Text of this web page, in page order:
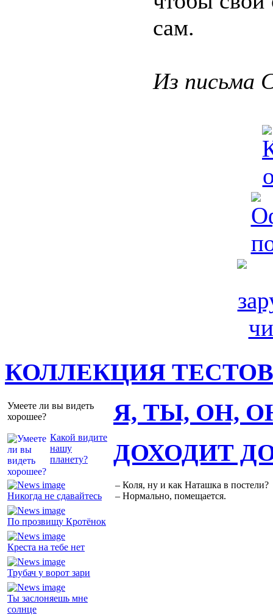
сам.
Из письма
КОЛЛЕКЦИЯ ТЕСТОВ
Умеете ли вы видеть
хорошее?
Какой видите
нашу
планету?
Я, ТЫ, ОН,
Никогда не сдавайтесь
По прозвищу Кротёнок
Креста на тебе нет
Трубач у ворот зари
Ты заслоняешь мне
солнце
ДОХОДИТ
– Коля, ну и как Наташка в постели?
– Нормально, помещается.